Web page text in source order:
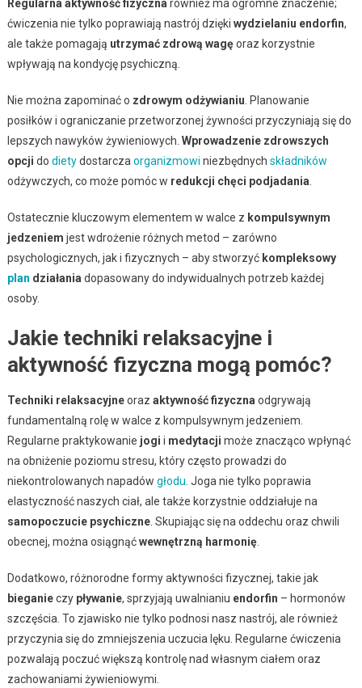
Regularna aktywność fizyczna również ma ogromne znaczenie;
ćwiczenia nie tylko poprawiają nastrój dzięki wydzielaniu endorfin,
ale także pomagają utrzymać zdrową wagęoraz korzystnie
wpływają na kondycję psychiczną.
Nie można zapominać o zdrowym odżywianiu . Planowanie
posiłków i ograniczanie przetworzonej żywności przyczyniają się do
lepszych nawyków żywieniowych. Wprowadzenie zdrowszych
opcji do dietydostarcza organizmowi niezbędnych składników
odżywczych, co może pomóc w redukcji chęci podjadania
Ostatecznie kluczowym elementem w walce z kompulsywnym
jedzeniem jest wdrożenie różnych metod – zarówno
psychologicznych, jak i fizycznych – aby stworzyć kompleksowy
plan działania dopasowany do indywidualnych potrzeb każdej
osoby.
Jakie techniki relaksacyjne i
aktywność fizyczna mogą pomóc?
Techniki relaksacyjneoraz aktywność fizyczna odgrywają
fundamentalną rolę w walce z kompulsywnym jedzeniem.
Regularne praktykowanie jogi i medytacji może znacząco wpłynąć
na obniżenie poziomu stresu, który często prowadzi do
niekontrolowanych napadów głodu . Joga nie tylko poprawia
elastyczność naszych ciał, ale także korzystnie oddziałuje na
samopoczucie psychiczne. Skupiając się na oddechu oraz chwili
obecnej, można osiągnąćwewnętrzną harmonię.
Dodatkowo, różnorodne formy aktywności fizycznej, takie jak
bieganieczy pływanie, sprzyjają uwalnianiu endorfin – hormonów
szczęścia. To zjawisko nie tylko podnosi nasz nastrój, ale również
przyczynia się do zmniejszenia uczucia lęku. Regularne ćwiczenia
pozwalają poczuć większą kontrolę nad własnym ciałem oraz
zachowaniami żywieniowymi.